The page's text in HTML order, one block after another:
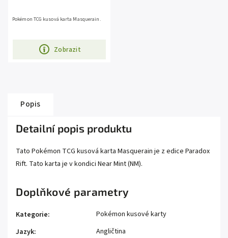
Zobrazit
Pokémon TCG kusová karta Masquerain.
Popis
Detailní popis produktu
Tato Pokémon TCG kusová karta Masquerain je z edice Paradox
Rift. Tato karta je v kondici Near Mint (NM).
Doplňkové parametry
Kategorie:
Pokémon kusové karty
Jazyk:
Angličtina